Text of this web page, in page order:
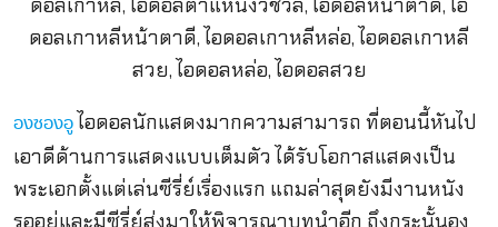
องซองอูไอดอลนักแสดงมากความสามารถ ที่ตอนนี้หันไป
เอาดีด้านการแสดงแบบเต็มตัว ได้รับโอกาสแสดงเป็น
พระเอกตั้งแต่เล่นซีรี่ย์เรื่องแรก แถมล่าสุดยังมีงานหนัง
รออยู่และมีซีรี่ย์ส่งมาให้พิจารณาบทนำอีก ถึงกระนั้นอง